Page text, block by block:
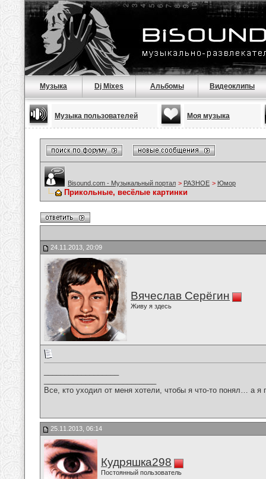
Музыка Dj Mixes Альбомы Видеоклипы
Музыка пользователей Моя музыка
Bisound.com - Музыкальный портал > РАЗНОЕ > Юмор
Прикольные, весёлые картинки
24.11.2013, 20:09
Вячеслав Серёгин
Живу я здесь
Все, кто уходил от меня хотели, чтобы я что-то понял… а
25.11.2013, 06:14
Кудряшка298
Постоянный пользователь